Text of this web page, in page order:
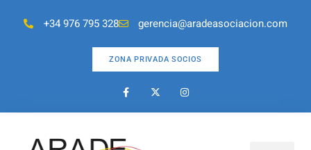
+34 976 795 328 gerencia@aradeasociacion.com
ZONA PRIVADA SOCIOS